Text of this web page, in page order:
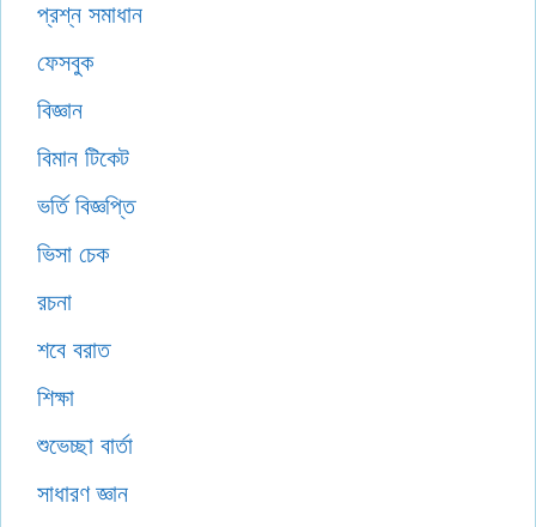
প্রশ্ন সমাধান
ফেসবুক
বিজ্ঞান
বিমান টিকেট
ভর্তি বিজ্ঞপ্তি
ভিসা চেক
রচনা
শবে বরাত
শিক্ষা
শুভেচ্ছা বার্তা
সাধারণ জ্ঞান